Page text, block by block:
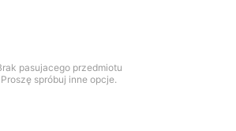
pasujacego przedmiotu
Proszę spróbuj inne opcje.